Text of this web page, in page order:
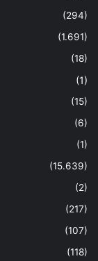
(294)
(1.691)
(18)
(1)
(15)
(6)
(1)
(15.639)
(2)
(217)
(107)
(118)